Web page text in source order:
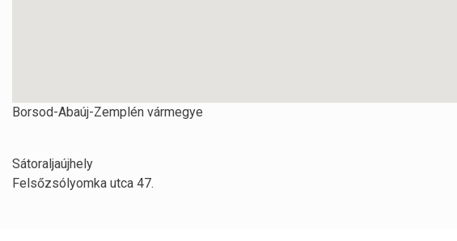
Borsod-Abaúj-Zemplén vármegye
Sátoraljaújhely
Felsőzsólyomka utca 47.